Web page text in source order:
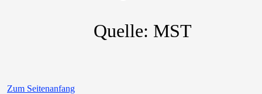
Quelle: MST
Zum Seitenanfang